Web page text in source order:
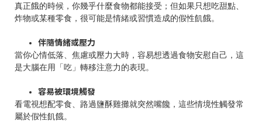
真正餓的時候，你幾乎什麼食物都能接受；但如果只想吃甜點、
炸物或某種零食，很可能是情緒或習慣造成的假性飢餓。
伴隨情緒或壓力
當你心情低落、焦慮或壓力大時，容易想透過食物安慰自己，這
是大腦在用「吃」轉移注意力的表現。
容易被環境觸發
看電視想配零食、路過鹽酥雞攤就突然嘴饞，這些情境性觸發常
屬於假性飢餓。